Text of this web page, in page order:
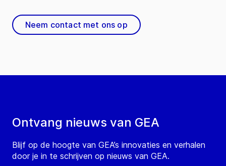
Ontvang nieuws van GEA
Blijf op de hoogte van GEA’s innovaties en verhalen
door je in te schrijven op nieuws van GEA.
Neem contact met ons op